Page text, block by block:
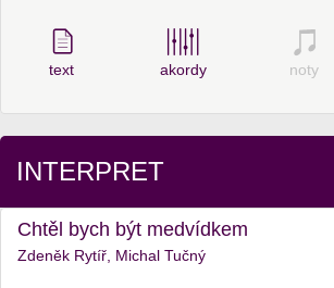
text akordy noty
INTERPRET
Chtěl bych být medvídkem
Zdeněk Rytíř, Michal Tučný